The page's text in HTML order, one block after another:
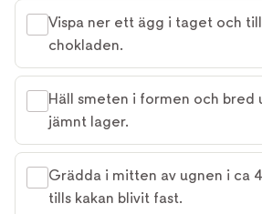
Vispa ner ett ägg i taget och
chokladen.
Häll smeten i formen och
jämnt lager.
Grädda i mitten av ugnen i ca
tills kakan blivit fast.